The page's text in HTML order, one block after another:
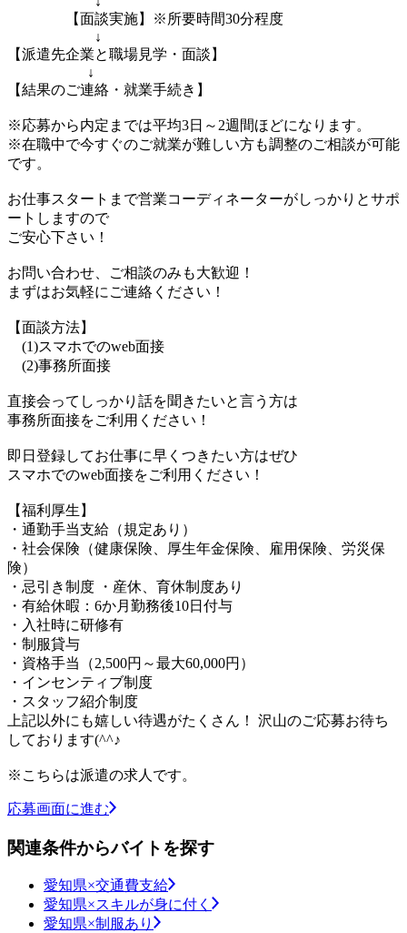
【面談実施】※所要時間30分程度
↓
【派遣先企業と職場見学・面談】
↓
【結果のご連絡・就業手続き】
※応募から内定までは平均3日～2週間ほどになります。
※在職中で今すぐのご就業が難しい方も調整のご相談が可能
です。
お仕事スタートまで営業コーディネーターがしっかりとサポ
ートしますので
ご安心下さい！
お問い合わせ、ご相談のみも大歓迎！
まずはお気軽にご連絡ください！
【面談方法】
(1)スマホでのweb面接
(2)事務所面接
直接会ってしっかり話を聞きたいと言う方は
事務所面接をご利用ください！
即日登録してお仕事に早くつきたい方はぜひ
スマホでのweb面接をご利用ください！
【福利厚生】
・通勤手当支給（規定あり）
・社会保険（健康保険、厚生年金保険、雇用保険、労災保
険）
・忌引き制度 ・産休、育休制度あり
・有給休暇：6か月勤務後10日付与
・入社時に研修有
・制服貸与
・資格手当（2,500円～最大60,000円）
・インセンティブ制度
・スタッフ紹介制度
上記以外にも嬉しい待遇がたくさん！ 沢山のご応募お待ち
しております(^^♪
※こちらは派遣の求人です。
応募画面に進む
関連条件からバイトを探す
愛知県×交通費支給
愛知県×スキルが身に付く
愛知県×制服あり